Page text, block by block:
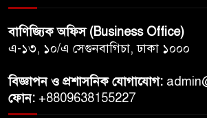
বাণিজ্যিক অফিস (Business Office)
এ-১৩, ১০/এ সেগুনবাগিচা, ঢাকা ১০০০
বিজ্ঞাপন ও প্রশাসনিক যোগাযোগ:
ফোন: +8809638155227